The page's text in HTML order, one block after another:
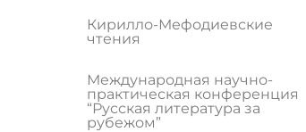
Кирилло-Мефодиевские
чтения
Международная научно-
практическая конференция
“Русская литература за
рубежом”